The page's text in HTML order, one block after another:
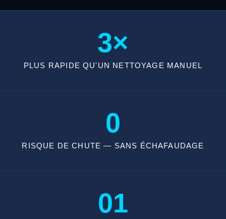
3×
PLUS RAPIDE QU'UN NETTOYAGE MANUEL
0
RISQUE DE CHUTE — SANS ÉCHAFAUDAGE
01